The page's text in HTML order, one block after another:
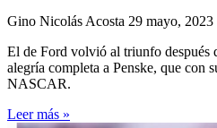
Gino Nicolás Acosta 29 mayo, 2023
El de Ford volvió al triunfo después
alegría completa a Penske, que con
NASCAR.
Leer más »